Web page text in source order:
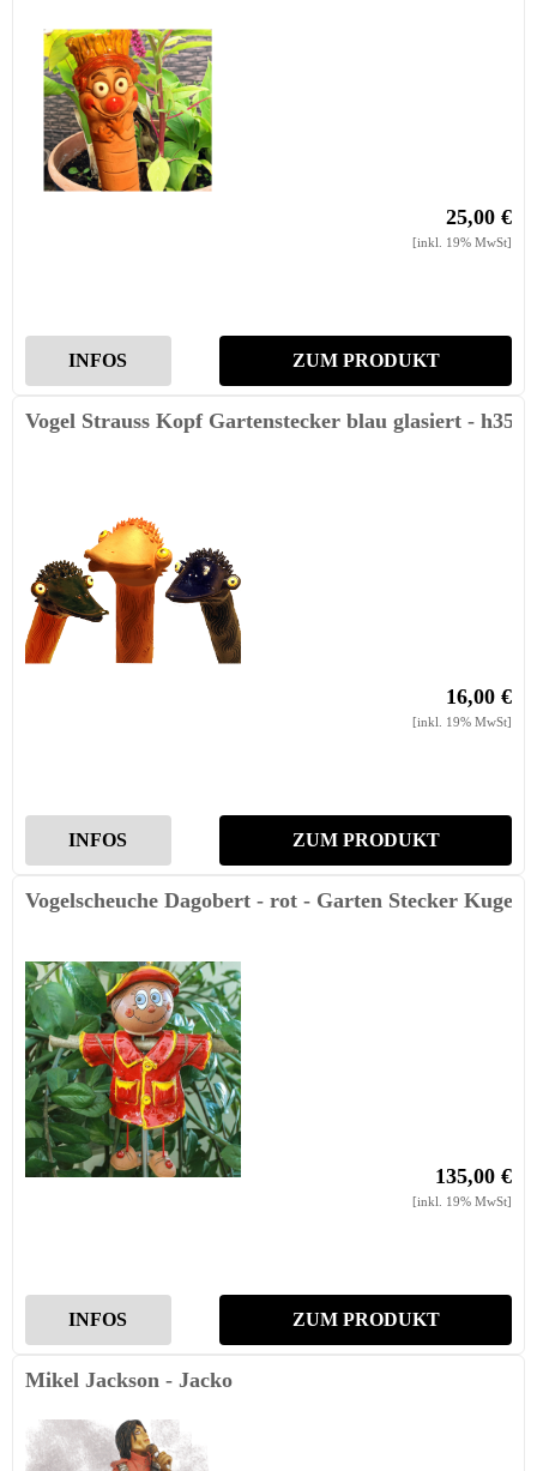
25,00 €
[inkl. 19% MwSt]
INFOS ZUM PRODUKT
Vogel Strauss Kopf Gartenstecker blau glasiert -
16,00 €
[inkl. 19% MwSt]
INFOS ZUM PRODUKT
Vogelscheuche Dagobert - rot - Garten Stecker Kugel
135,00 €
[inkl. 19% MwSt]
INFOS ZUM PRODUKT
Mikel Jackson - Jacko